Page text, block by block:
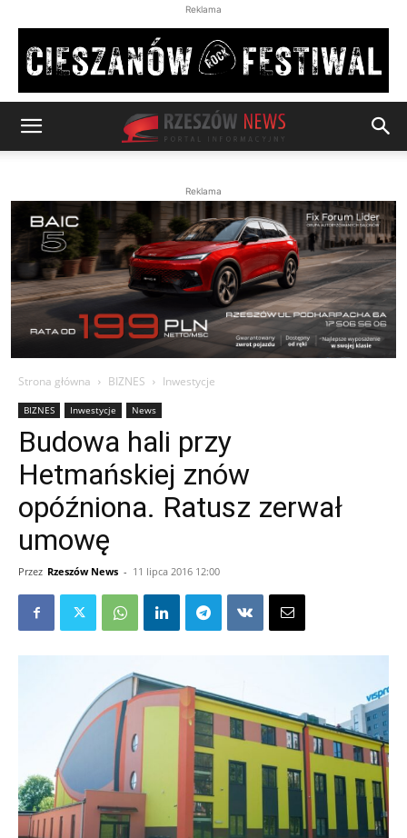
Reklama
Reklama
Strona główna BIZNES Inwestycje
BIZNES Inwestycje News
Budowa hali przy
Hetmańskiej znów
opóźniona. Ratusz zerwał
umowę
Przez Rzeszów News - 11 lipca 2016 12:00